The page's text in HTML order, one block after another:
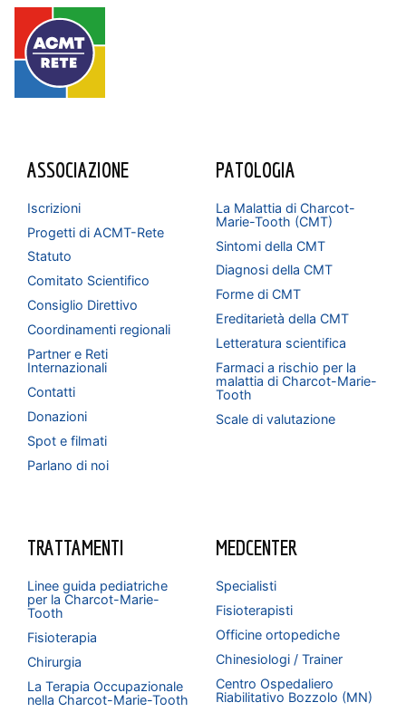
ASSOCIAZIONE
Iscrizioni
Progetti di ACMT-Rete
Statuto
Comitato Scientifico
Consiglio Direttivo
Coordinamenti regionali
Partner e Reti
Internazionali
Contatti
Donazioni
Spot e filmati
Parlano di noi
PATOLOGIA
La Malattia di Charcot-
Marie-Tooth (CMT)
Sintomi della CMT
Diagnosi della CMT
Forme di CMT
Ereditarietà della CMT
Letteratura scientifica
Farmaci a rischio per la
malattia di Charcot-Marie-
Tooth
Scale di valutazione
TRATTAMENTI
Linee guida pediatriche
per la Charcot-Marie-
Tooth
Fisioterapia
Chirurgia
La Terapia Occupazionale
nella Charcot-Marie-Tooth
MEDCENTER
Specialisti
Fisioterapisti
Officine ortopediche
Chinesiologi / Trainer
Centro Ospedaliero
Riabilitativo Bozzolo (MN)